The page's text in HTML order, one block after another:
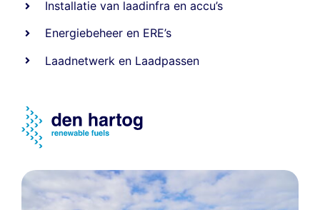
Installatie van laadinfra en accu’s
Energiebeheer en ERE’s
Laadnetwerk en Laadpassen